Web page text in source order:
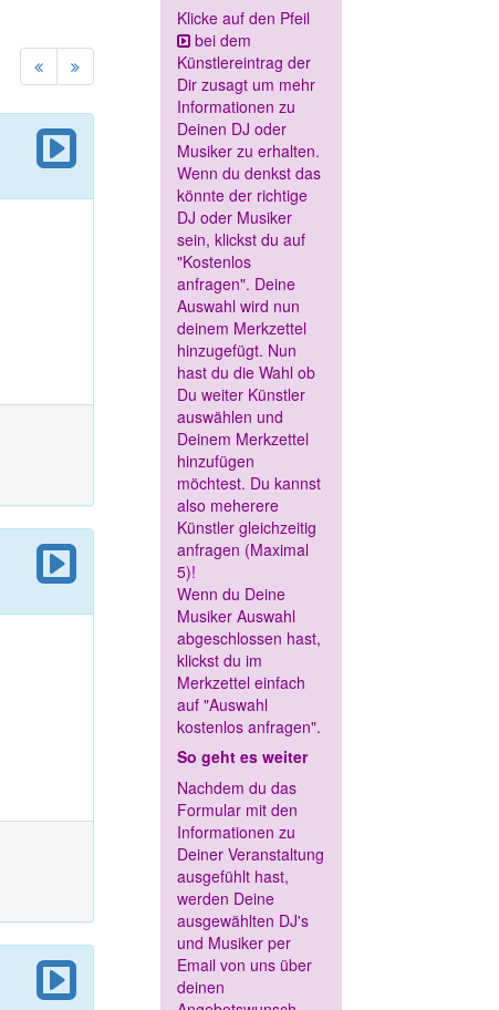
Klicke auf den Pfeil
bei dem
Künstlereintrag der
Dir zusagt um mehr
Informationen zu
Deinen DJ oder
Musiker zu erhalten.
Wenn du denkst das
könnte der richtige
DJ oder Musiker
sein, klickst du auf
"Kostenlos
anfragen". Deine
Auswahl wird nun
deinem Merkzettel
hinzugefügt. Nun
hast du die Wahl ob
Du weiter Künstler
auswählen und
Deinem Merkzettel
hinzufügen
möchtest. Du kannst
also meherere
Künstler gleichzeitig
anfragen (Maximal
5)!
Wenn du Deine
Musiker Auswahl
abgeschlossen hast,
klickst du im
Merkzettel einfach
auf "Auswahl
kostenlos anfragen".
So geht es weiter
Nachdem du das
Formular mit den
Informationen zu
Deiner Veranstaltung
ausgefühlt hast,
werden Deine
ausgewählten DJ's
und Musiker per
Email von uns über
deinen